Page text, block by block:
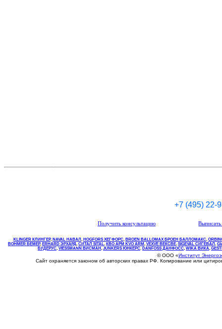
+7 (495) 22-
Получить консультацию
KLINGER КЛИНГЕР, NAVAL НАВАЛ , НOGFORS ХЕГФОРС, BROEN BALLOMAX БРОЕН БАЛЛОМАКС,
BOHMER БЕМЕР, ERHARD ЭРХАРД, СИТАЛ SITAL, КВО АРМ KVO ARM, VEXVE ВЕКСВЕ, SIGEVAL СИГЕВАЛ ,
БУДЕРУС, VIESSMANN ВИСМАН , JUNKERS ЮНКЕРС. DANFOSS ДАНФОСС, WIKA ВИКА,
© ООО «Институт
Сайт охраняется законом об авторских правах РФ. Копирование или